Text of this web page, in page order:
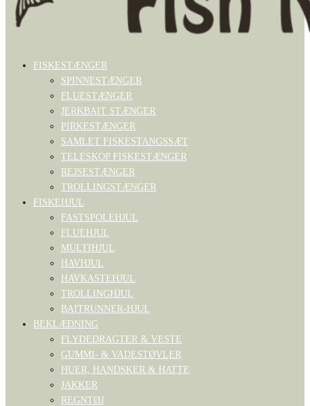
FISKESTÆNGER
SPINNESTÆNGER
FLUESTÆNGER
JERKBAIT STÆNGER
PIRKESTÆNGER
SAMLET FISKESTANGSSÆT
TELESKOP FISKESTÆNGER
REJSESTÆNGER
TROLLINGSTÆNGER
FISKEHJUL
FASTSPOLEHJUL
FLUEHJUL
MULTIHJUL
HAVHJUL
HAVKASTEHJUL
TROLLINGHJUL
BAITRUNNER-HJUL
BEKLÆDNING
FLYDEDRAGTER & VESTE
GUMMI- & VADESTØVLER
HUER, HANDSKER & HATTE
JAKKER
REGNTØJ